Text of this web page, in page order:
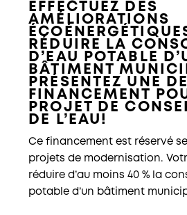
EFFECTUEZ DES
AMÉLIORATIONS
RÉDUIRE LA
D’EAU POTABLE
BÂTIMENT
PRÉSENTEZ UNE
FINANCEMENT
PROJET DE
DE L’EAU!
Ce financement est réservé
projets de modernisation.
réduire d’au moins 40 % la
potable d’un bâtiment